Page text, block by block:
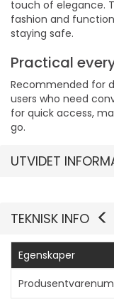
touch of elegance.
fashion and
staying safe.
Practical
Recommended for
users who need
for quick access,
go.
UTVIDET
TEKNISK INFO
Egenskaper